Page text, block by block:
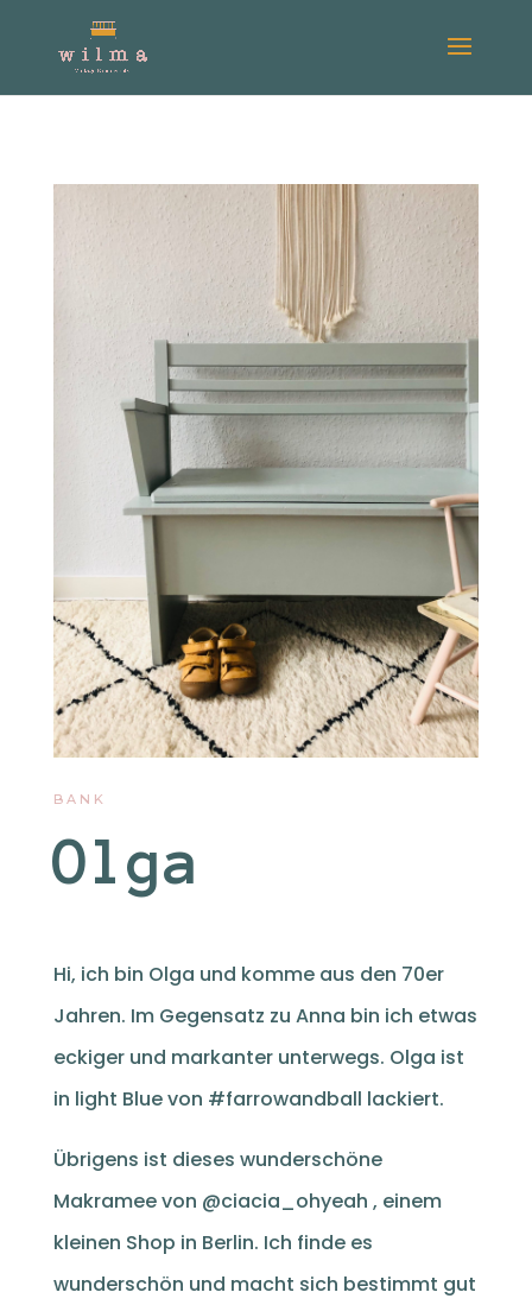
BANK
Olga
Hi, ich bin Olga und komme aus den 70er
Jahren. Im Gegensatz zu Anna bin ich etwas
eckiger und markanter unterwegs. Olga ist
in light Blue von #farrowandball lackiert.
Übrigens ist dieses wunderschöne
Makramee von @ciacia_ohyeah , einem
kleinen Shop in Berlin. Ich finde es
wunderschön und macht sich bestimmt gut